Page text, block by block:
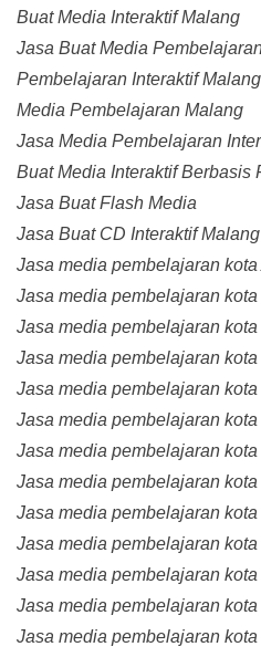
Buat Media Interaktif Malang
Jasa Buat Media
Pembelajaran Interaktif Malang
Media Pembelajaran Malang
Jasa Media Pembelajaran
Buat Media Interaktif Berbasis
Jasa Buat Flash Media
Jasa Buat CD Interaktif Malang
Jasa media pembelajaran kota
Jasa media pembelajaran
Jasa media pembelajaran
Jasa media pembelajaran
Jasa media pembelajaran
Jasa media pembelajaran
Jasa media pembelajaran
Jasa media pembelajaran
Jasa media pembelajaran
Jasa media pembelajaran
Jasa media pembelajaran
Jasa media pembelajaran
Jasa media pembelajaran